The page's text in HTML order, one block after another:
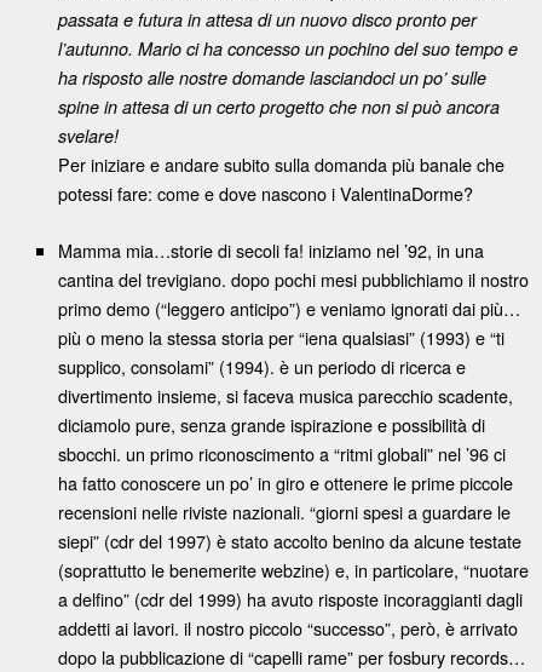
passata e futura in attesa di un nuovo disco pronto per
l’autunno. Mario ci ha concesso un pochino del suo tempo e
ha risposto alle nostre domande lasciandoci un po’ sulle
spine in attesa di un certo progetto che non si può ancora
svelare!
Per iniziare e andare subito sulla domanda più banale che
potessi fare: come e dove nascono i ValentinaDorme?
Mamma mia…storie di secoli fa! iniziamo nel ’92, in una
cantina del trevigiano. dopo pochi mesi pubblichiamo il nostro
primo demo (“leggero anticipo”) e veniamo ignorati dai più…
più o meno la stessa storia per “iena qualsiasi” (1993) e “ti
supplico, consolami” (1994). è un periodo di ricerca e
divertimento insieme, si faceva musica parecchio scadente,
diciamolo pure, senza grande ispirazione e possibilità di
sbocchi. un primo riconoscimento a “ritmi globali” nel ’96 ci
ha fatto conoscere un po’ in giro e ottenere le prime piccole
recensioni nelle riviste nazionali. “giorni spesi a guardare le
siepi” (cdr del 1997) è stato accolto benino da alcune testate
(soprattutto le benemerite webzine) e, in particolare, “nuotare
a delfino” (cdr del 1999) ha avuto risposte incoraggianti dagli
addetti ai lavori. il nostro piccolo “successo”, però, è arrivato
dopo la pubblicazione di “capelli rame” per fosbury records…